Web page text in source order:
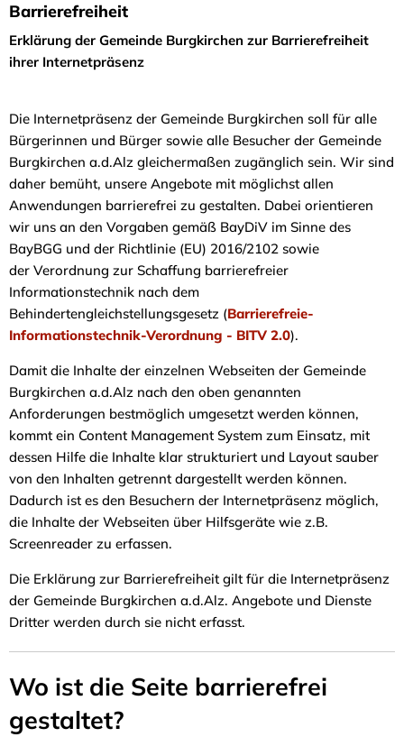
Erklärung
zur
Barrierefreiheit
Erklärung der Gemeinde Burgkirchen zur Barrierefreiheit
ihrer Internetpräsenz
Die Internetpräsenz der Gemeinde Burgkirchen soll für alle
Bürgerinnen und Bürger sowie alle Besucher der Gemeinde
Burgkirchen a.d.Alz gleichermaßen zugänglich sein. Wir sind
daher bemüht, unsere Angebote mit möglichst allen
Anwendungen barrierefrei zu gestalten. Dabei orientieren
wir uns an den Vorgaben gemäß BayDiV im Sinne des
BayBGG und der Richtlinie (EU) 2016/2102 sowie
der Verordnung zur Schaffung barrierefreier
Informationstechnik nach dem
Behindertengleichstellungsgesetz (Barrierefreie-
Informationstechnik-Verordnung - BITV 2.0).
Damit die Inhalte der einzelnen Webseiten der Gemeinde
Burgkirchen a.d.Alz nach den oben genannten
Anforderungen bestmöglich umgesetzt werden können,
kommt ein Content Management System zum Einsatz, mit
dessen Hilfe die Inhalte klar strukturiert und Layout sauber
von den Inhalten getrennt dargestellt werden können.
Dadurch ist es den Besuchern der Internetpräsenz möglich,
die Inhalte der Webseiten über Hilfsgeräte wie z.B.
Screenreader zu erfassen.
Die Erklärung zur Barrierefreiheit gilt für die Internetpräsenz
der Gemeinde Burgkirchen a.d.Alz. Angebote und Dienste
Dritter werden durch sie nicht erfasst.
Wo ist die Seite barrierefrei
gestaltet?